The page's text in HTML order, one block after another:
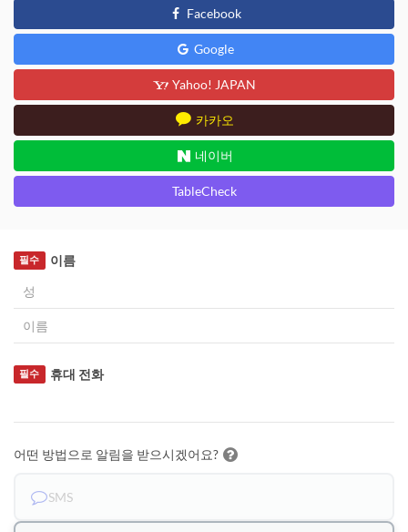
Facebook
Google
Yahoo! JAPAN
카카오
네이버
TableCheck
이름
필수
휴대 전화
필수
어떤 방법으로 알림을 받으시겠어요?
SMS